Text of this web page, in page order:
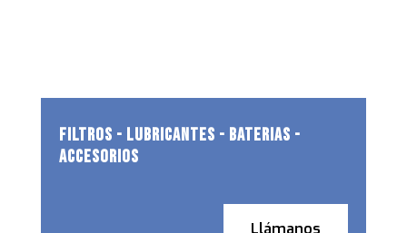
FILTROS - LUBRICANTES - BATERIAS -
ACCESORIOS
Llámanos